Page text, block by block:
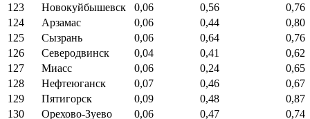
123
Новокуйбышевск 0,06 0,56
0,76
124
Арзамас 0,06 0,44
0,80
125
Сызрань 0,06 0,64
0,76
126
Северодвинск 0,04 0,41
0,62
127
Миасс 0,06 0,24
0,65
128
Нефтеюганск 0,07 0,46
0,67
129
Пятигорск 0,09 0,48
0,87
130
Орехово-Зуево 0,06 0,47 0,74